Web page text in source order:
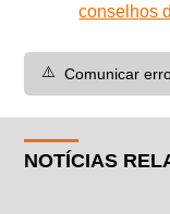
conselhos
⚠️ Comunicar
NOTÍCIAS